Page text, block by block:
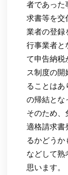
者であった
求書等を交
業者の登録
行事業者と
て申告納税
ス制度の開
ることは
の帰結とな
そのため、
適格請求書
るかどうか
などして熟
思います。